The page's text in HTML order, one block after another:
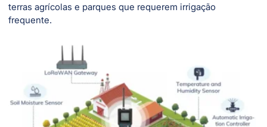
terras agrícolas e parques que requerem irrigação
frequente.